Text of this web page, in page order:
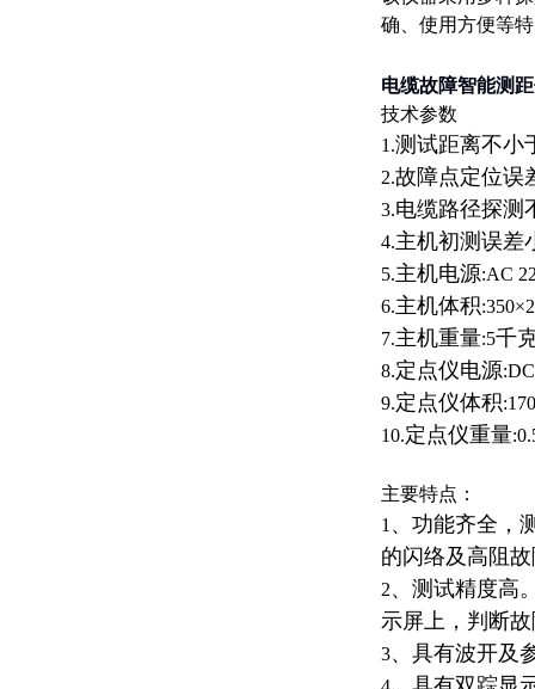
确、使用方便等
电缆故障智能测
技术参数
1.测试距离不小
2.故障点定位误
3.电缆路径探测
4.主机初测误差
5.主机电源:AC
6.主机体积
7.主机重量:5千
8.定点仪电源
9.定点仪体积
10.定点仪重量
主要特点：
1 、功能齐全，
的闪络及高阻
2、测试精度高
示屏上，判断
3、具有波开及